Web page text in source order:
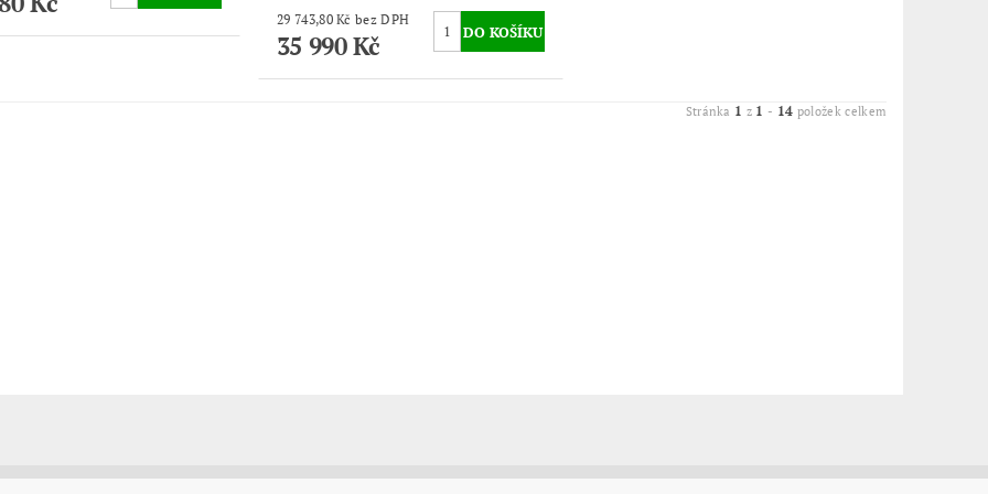
29 743,80 Kč bez DPH
35 990 Kč
Stránka 1 z 1 - 14 položek celkem